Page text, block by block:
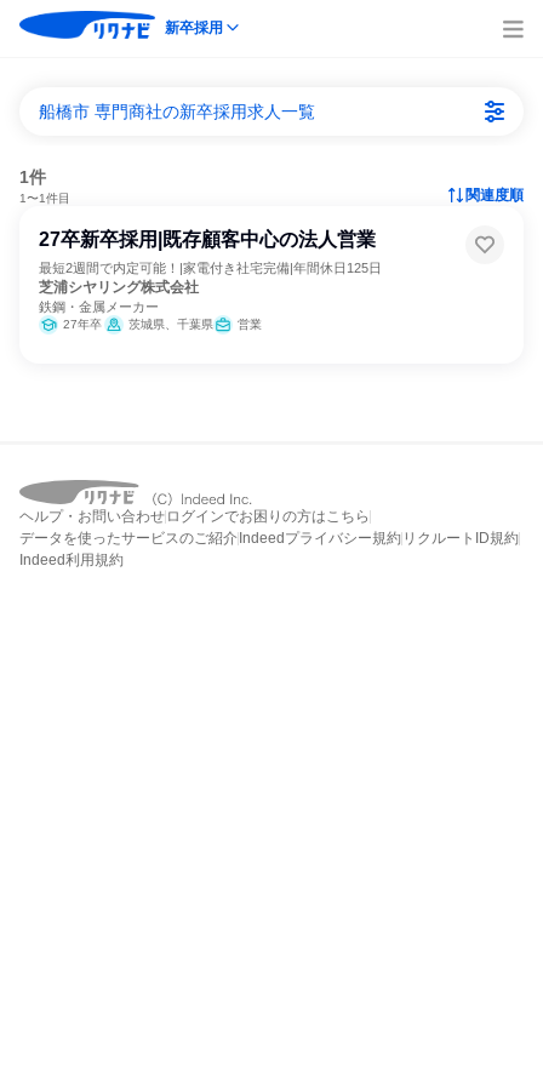
新卒採用
船橋市 専門商社の新卒採用求人一覧
1件
1〜1件目 関連度順
27卒新卒採用|既存顧客中心の法人営業
最短2週間で内定可能！|家電付き社宅完備|年間休日125日
芝浦シヤリング株式会社
鉄鋼・金属メーカー
27年卒 茨城県、千葉県 営業
ヘルプ・お問い合わせ ログインでお困りの方はこちら
データを使ったサービスのご紹介 Indeedプライバシー規約 リクルートID規約
Indeed利用規約